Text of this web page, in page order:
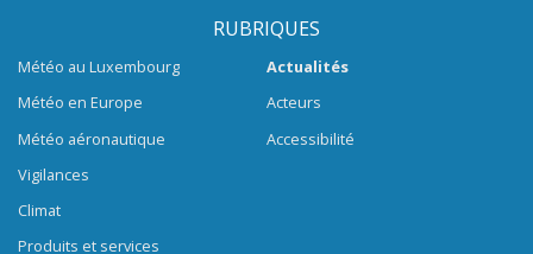
RUBRIQUES
Météo au Luxembourg
Météo en Europe
Météo aéronautique
Vigilances
Climat
Produits et services
Actualités
Acteurs
Accessibilité